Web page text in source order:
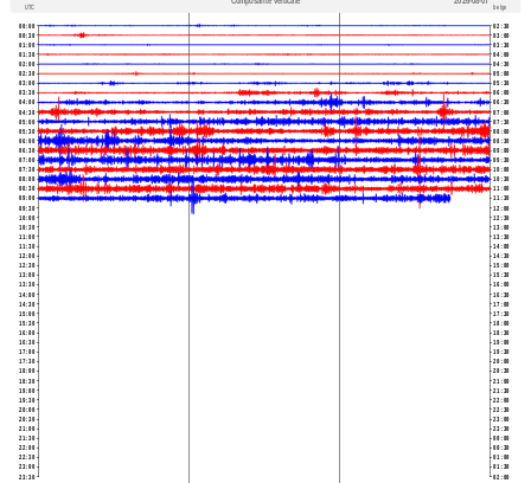
UTC
belge
00:00
00:30
01:00
01:30
02:00
02:30
03:00
03:30
04:00
04:30
05:00
05:30
06:00
06:30
07:00
07:30
08:00
08:30
09:00
09:30
10:00
10:30
11:00
11:30
12:00
12:30
13:00
13:30
14:00
14:30
15:00
15:30
16:00
16:30
17:00
17:30
18:00
18:30
19:00
19:30
20:00
20:30
21:00
21:30
22:00
22:30
23:00
23:30
02:30
03:00
03:30
04:00
04:30
05:00
05:30
06:00
06:30
07:00
07:30
08:00
08:30
09:00
09:30
10:00
10:30
11:00
11:30
12:00
12:30
13:00
13:30
14:00
14:30
15:00
15:30
16:00
16:30
17:00
17:30
18:00
18:30
19:00
19:30
20:00
20:30
21:00
21:30
22:00
22:30
23:00
23:30
00:00
00:30
01:00
01:30
02:00